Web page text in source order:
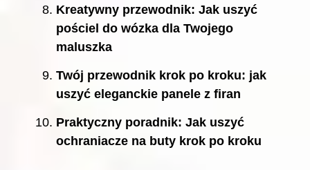
Kreatywny przewodnik: Jak uszyć
pościel do wózka dla Twojego
maluszka
Twój przewodnik krok po kroku: jak
uszyć eleganckie panele z firan
Praktyczny poradnik: Jak uszyć
ochraniacze na buty krok po kroku